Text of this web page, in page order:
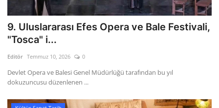
9. Uluslararası Efes Opera ve Bale Festivali,
"Tosca" i...
Editör Temmuz 10, 2026 0
Devlet Opera ve Balesi Genel Müdürlüğü tarafından bu yıl
dokuzuncusu düzenlenen ...